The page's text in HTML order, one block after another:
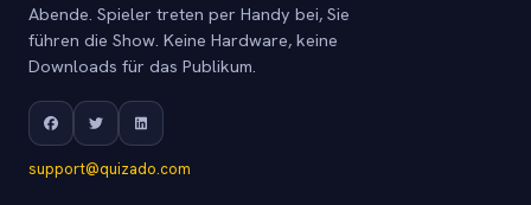
Abende. Spieler treten per Handy bei, Sie
führen die Show. Keine Hardware, keine
Downloads für das Publikum.
support@quizado.com